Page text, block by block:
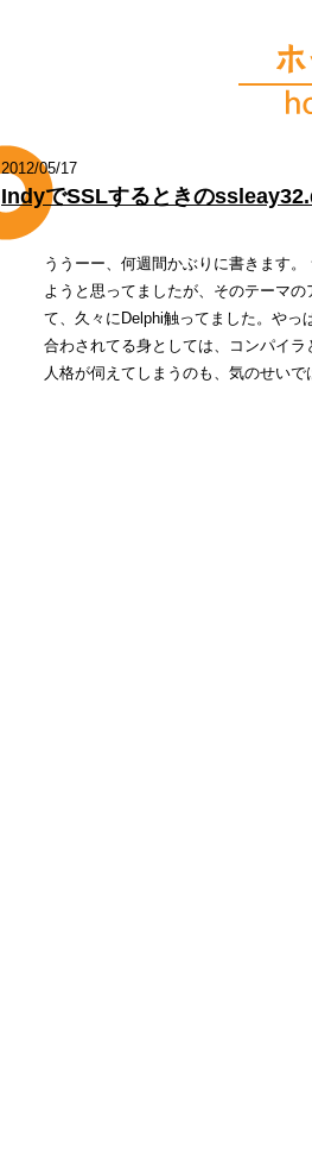
2012/05/17
IndyでSSLするときの
ううーー、何週間かぶりに書きます
ようと思ってましたが、そのテーマ
て、久々にDelphi触ってました。やっ
合わされてる身としては、コンパイ
人格が伺えてしまうのも、気のせい